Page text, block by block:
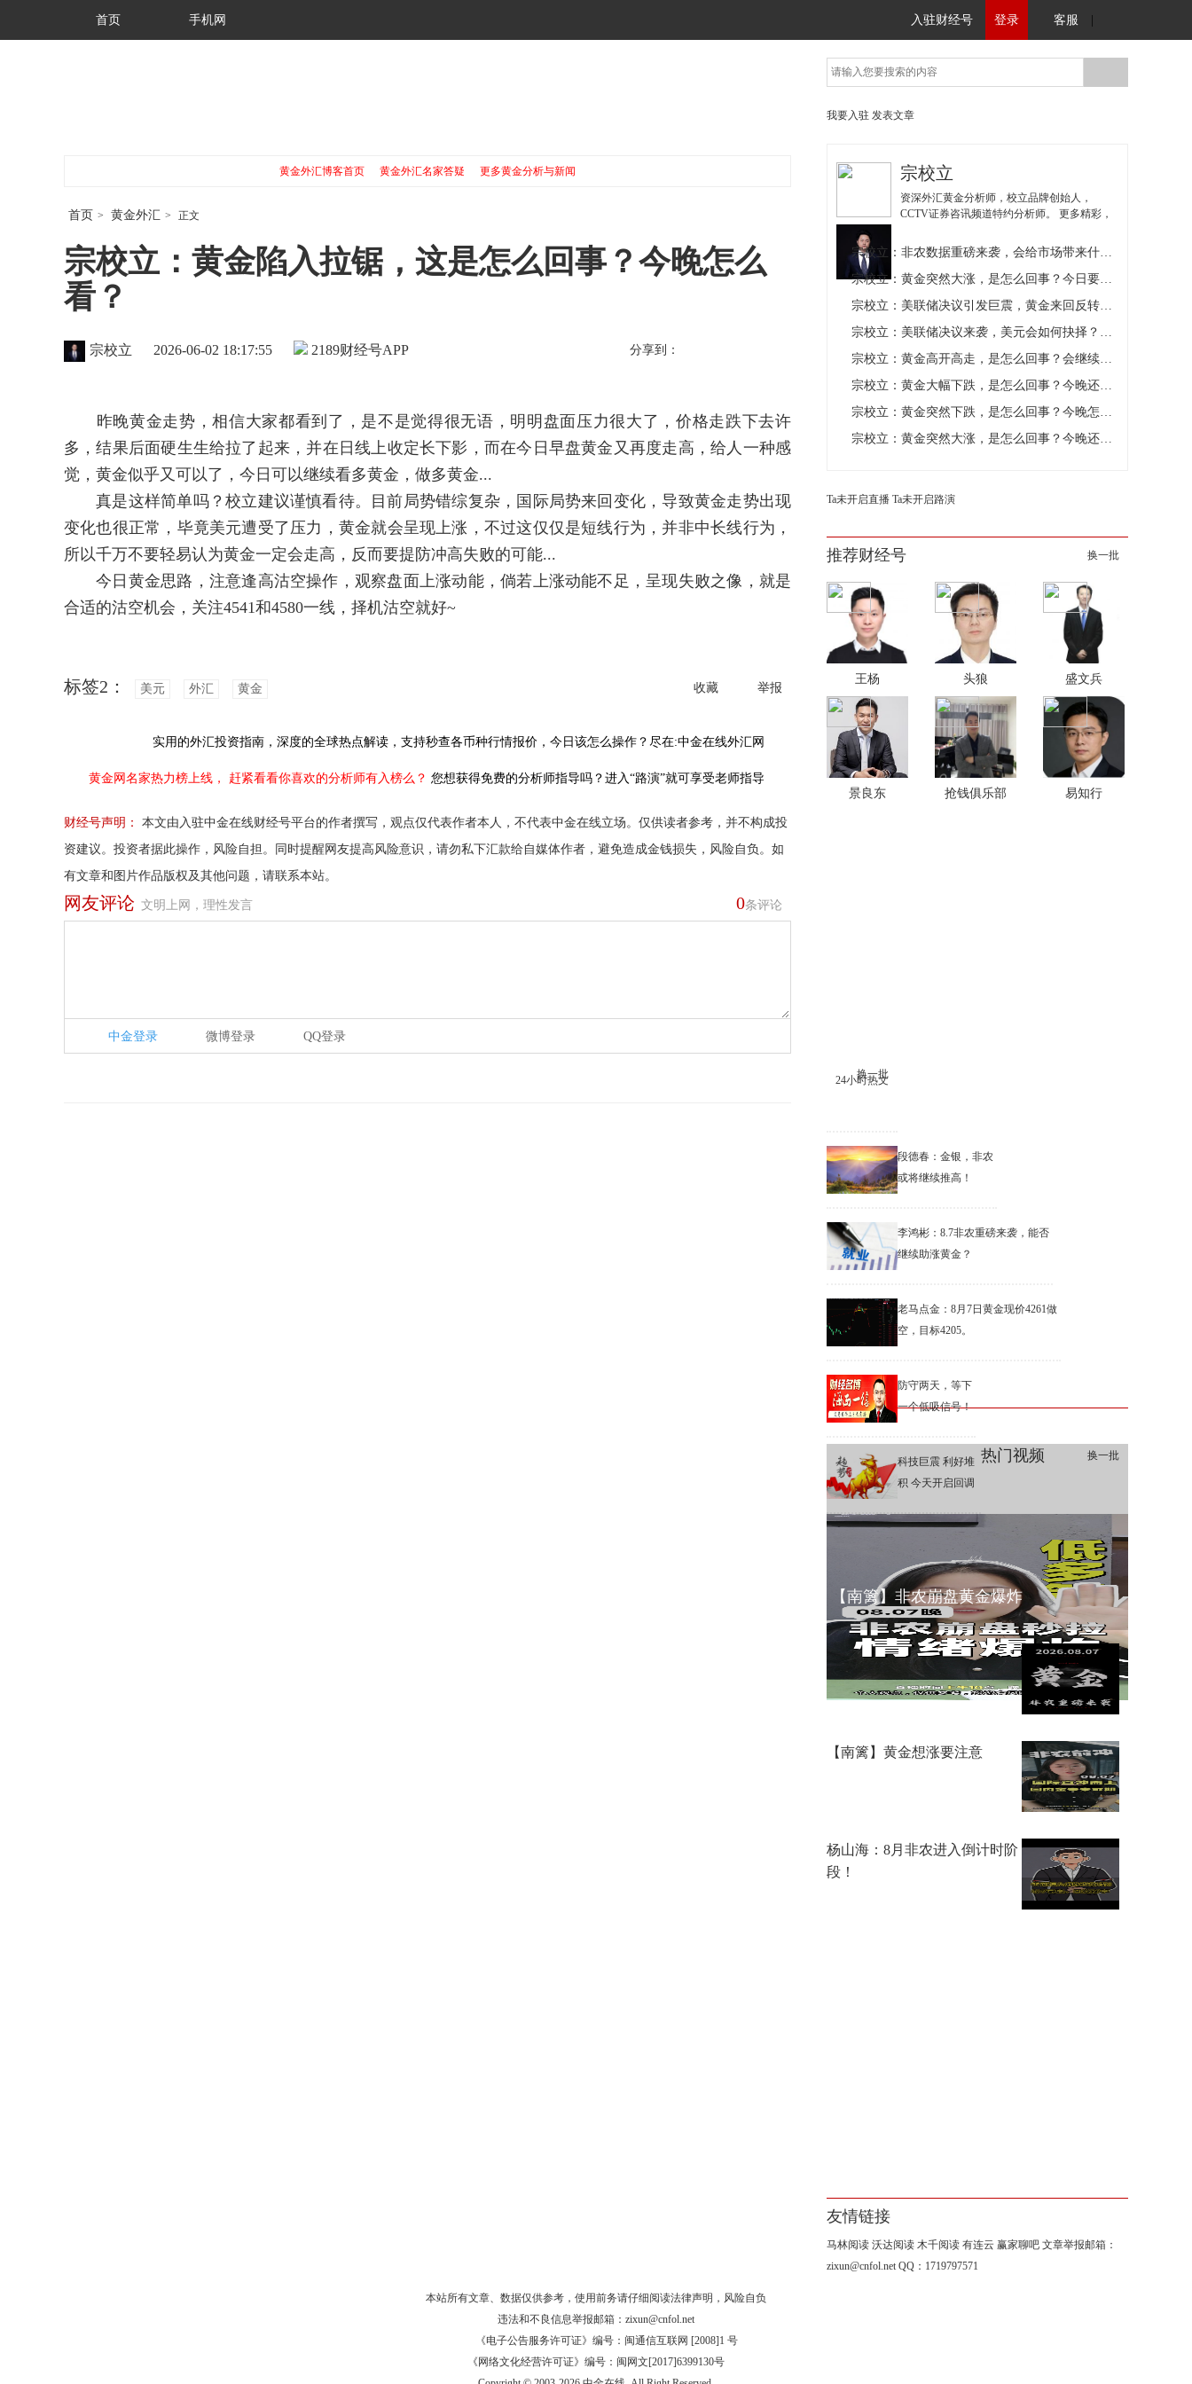
首页 手机网 入驻财经号 登录 客服
黄金外汇博客首页 黄金外汇名家答疑 更多黄金分析与新闻
首页 > 黄金外汇 > 正文
宗校立：黄金陷入拉锯，这是怎么回事？今晚怎么
看？
财经号APP
宗校立 2026-06-02 18:17:55 2189 分享到：
昨晚黄金走势，相信大家都看到了，是不是觉得很无语，明明盘面压力很大了，价格走跌下去许
多，结果后面硬生生给拉了起来，并在日线上收定长下影，而在今日早盘黄金又再度走高，给人一种感
觉，黄金似乎又可以了，今日可以继续看多黄金，做多黄金...
真是这样简单吗？校立建议谨慎看待。目前局势错综复杂，国际局势来回变化，导致黄金走势出现
变化也很正常，毕竟美元遭受了压力，黄金就会呈现上涨，不过这仅仅是短线行为，并非中长线行为，
所以千万不要轻易认为黄金一定会走高，反而要提防冲高失败的可能...
今日黄金思路，注意逢高沽空操作，观察盘面上涨动能，倘若上涨动能不足，呈现失败之像，就是
合适的沽空机会，关注4541和4580一线，择机沽空就好~
收藏 举报
标签2： 美元 外汇 黄金
实用的外汇投资指南， 深度的全球热点解读， 支持秒查各币种行情报价，今日该怎么操作？尽在:中金在线外汇网
黄金网名家热力榜上线， 赶紧看看你喜欢的分析师有入榜么？ 您想获得免费的分析师指导吗？进入“路演”就可享受老师指导
财经号声明：
本文由入驻中金在线财经号平台的作者撰写，观点仅代表作者本人，不代表中金在线立场。仅供读者参考，并不构成投
资建议。投资者据此操作，风险自担。同时提醒网友提高风险意识，请勿私下汇款给自媒体作者，避免造成金钱损失，风险自负。如
有文章和图片作品版权及其他问题，请联系本站。
0条评论
网友评论 文明上网，理性发言
中金登录 微博登录 QQ登录
我要入驻 发表文章
宗校立
资深外汇黄金分析师，校立品牌创始人，
CCTV证券咨讯频道特约分析师。 更多精彩，
解答，更可以领取每日交易策略。
宗校立：非农数据重磅来袭，会给市场带来什么？
宗校立：黄金突然大涨，是怎么回事？今日要赶紧上车吗？
宗校立：美联储决议引发巨震，黄金来回反转，今日会给出方向吗？
宗校立：美联储决议来袭，美元会如何抉择？黄金又何去何从？
宗校立：黄金高开高走，是怎么回事？会继续上涨吗？
宗校立：黄金大幅下跌，是怎么回事？今晚还会走跌吗？
宗校立：黄金突然下跌，是怎么回事？今晚怎么看？
宗校立：黄金突然大涨，是怎么回事？今晚还能看多吗？
Ta未开启直播 Ta未开启路演
推荐财经号 换一批
王杨 头狼 盛文兵
景良东 抢钱俱乐部 易知行
24小时热文
换一批
段德春：金银，非农
或将继续推高！
李鸿彬：8.7非农重磅来袭，能否
继续助涨黄金？
老马点金：8月7日黄金现价4261做
空，目标4205。
防守两天，等下
一个低吸信号！
科技巨震 利好堆
积 今天开启回调
热门视频 换一批
【南篱】非农崩盘黄金爆炸
李鸿彬：8.7黄金大非农来了，
你看涨还是看跌？
【南篱】黄金想涨要注意
杨山海：8月非农进入倒计时阶
段！
友情链接
马林阅读 沃达阅读 木千阅读 有连云 赢家聊吧 文章举报邮箱：
zixun@cnfol.net QQ：1719797571
本站所有文章、数据仅供参考，使用前务请仔细阅读法律声明 ，风险自负
违法和不良信息举报邮箱： zixun@cnfol.net
《电子公告服务许可证》编号：闽通信互联网 [2008]1 号
《网络文化经营许可证》编号：闽网文[2017]6399130号